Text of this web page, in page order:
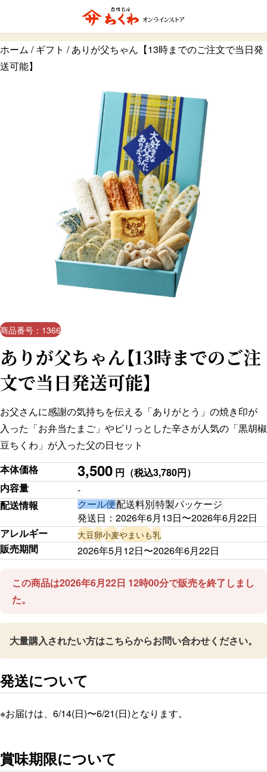
ホーム /ギフト / ありが父ちゃん【13時までのご注文で当日発
送可能】
商品番号：1366
ありが父ちゃん【13時までのご注
文で当日発送可能】
お父さんに感謝の気持ちを伝える「ありがとう」の焼き印が
入った「お弁当たまご」やピリっとした辛さが人気の「黒胡椒
豆ちくわ」が入った父の日セット
本体価格
3,500 円 （税込3,780円）
内容量
-
配送情報
クール便配送料別特製パッケージ
発送日： 2026年6月13日〜2026年6月22日
アレルギー
大豆卵小麦やまいも乳
販売期間 2026年5月12日〜2026年6月22日
この商品は2026年6月22日 12時00分で販売を終了しまし
た。
大量購入されたい方はこちらからお問い合わせください。
発送について
※お届けは、6/14(日)〜6/21(日)となります。
賞味期限について